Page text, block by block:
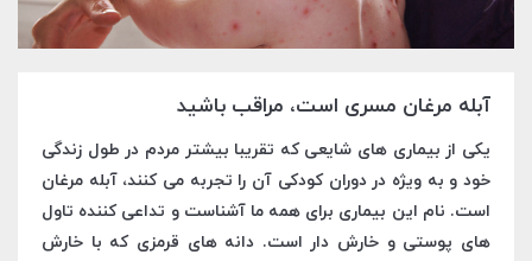
آبله مرغان مسری است، مراقب باشید
یکی از بیماری های شایعی که تقریبا بیشتر مردم در طول زندگی
خود و به ویژه در دوران کودکی آن را تجربه می کنند، آبله مرغان
است. نام این بیماری برای همه ما آشناست و تداعی کننده تاول
های پوستی و خارش دار است. دانه های قرمزی که با خارش